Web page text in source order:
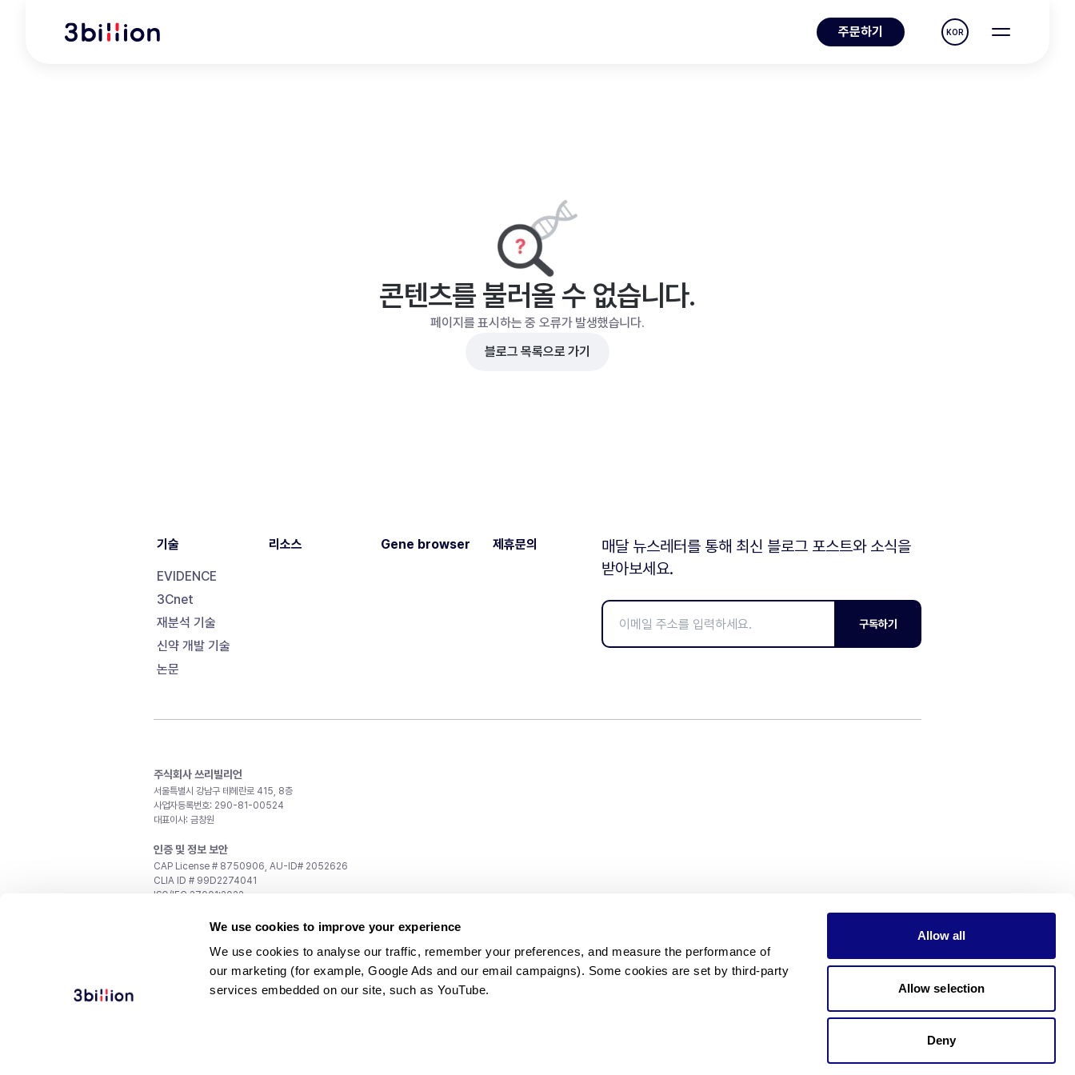
We use cookies to improve your experience
We use cookies to analyse our traffic, remember your preferences, and measure the performance of
our marketing (for example, Google Ads and our email campaigns). Some cookies are set by third-party
services embedded on our site, such as YouTube.
Allow all
Allow selection
Deny
주문하기 KOR
콘텐츠를 불러올 수 없습니다.
페이지를 표시하는 중 오류가 발생했습니다.
블로그 목록으로 가기
기술
EVIDENCE
3Cnet
재분석 기술
신약 개발 기술
논문
리소스 Gene browser 제휴문의
매달 뉴스레터를 통해 최신 블로그 포스트와 소식을
받아보세요.
구독하기
주식회사 쓰리빌리언
서울특별시 강남구 테헤란로 415, 8층
사업자등록번호: 290-81-00524
대표이사: 금창원
인증 및 정보 보안
CAP License # 8750906, AU-ID# 2052626
CLIA ID # 99D2274041
ISO/IEC 27001:2022
recruiting@3billion.io
ir@3billion.io